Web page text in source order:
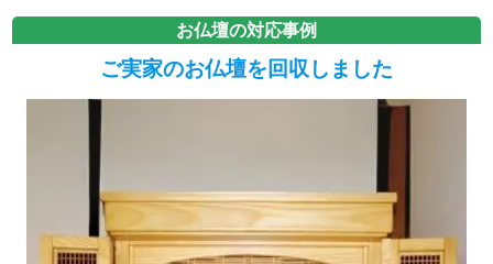
お仏壇の対応事例
ご実家のお仏壇を回収しました